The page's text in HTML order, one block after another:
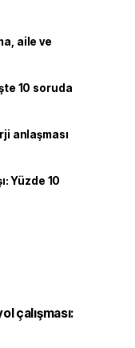
aile ve
10 soruda
anlaşması
Yüzde 10
çalışması: